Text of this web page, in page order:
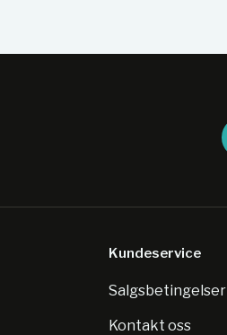
Kundeservice
Salgsbetingelser
Kontakt oss